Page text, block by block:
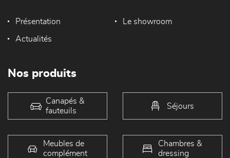
Présentation Le showroom
Actualités
Nos produits
Canapés &
fauteuils
Séjours
Meubles de
complément
Chambres &
dressing